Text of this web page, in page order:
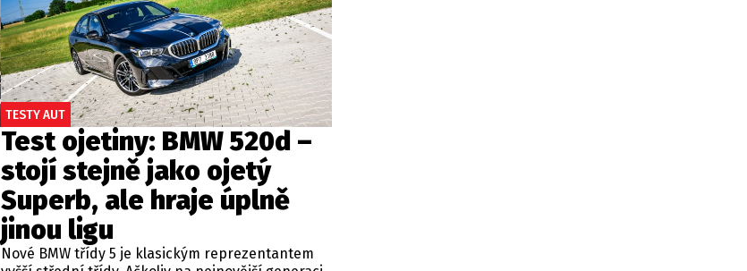
TESTY AUT
Test ojetiny: BMW 520d –
stojí stejně jako ojetý
Superb, ale hraje úplně
jinou ligu
Nové BMW třídy 5 je klasickým reprezentantem